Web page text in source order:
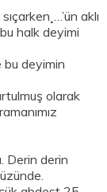
aklı
halk deyimi
bu deyimin
olarak
Derin derin